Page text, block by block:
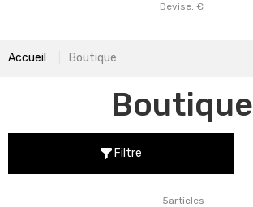
Devise: €
Accueil Boutique
Boutique
Filtre
5articles